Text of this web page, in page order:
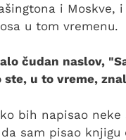
i Moskve,
u tom vremenu.
čudan naslov,
u to vreme,
bih napisao
sam pisao